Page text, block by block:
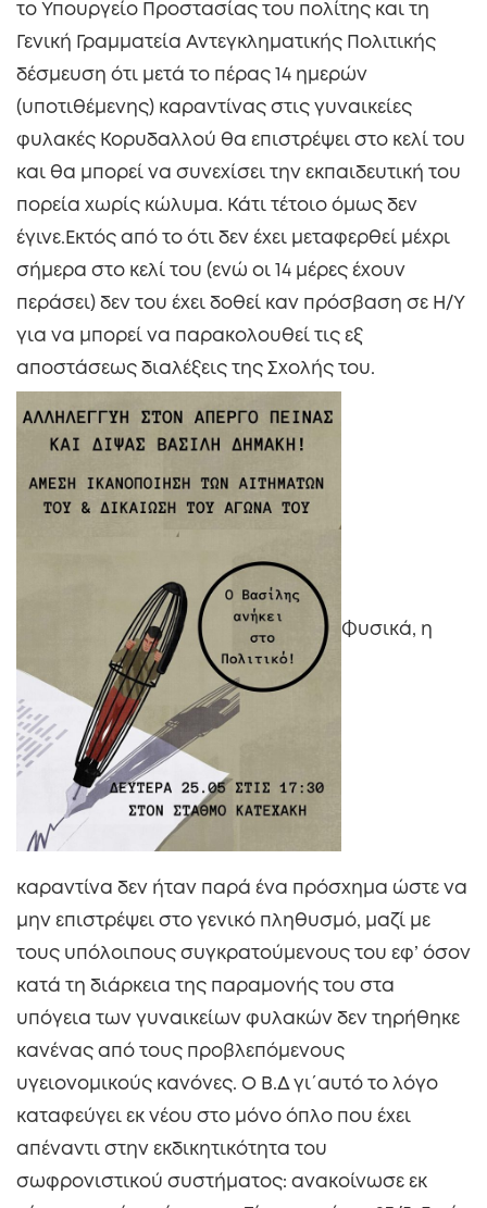
το Υπουργείο Προστασίας του πολίτης και τη
Γενική Γραμματεία Αντεγκληματικής Πολιτικής
δέσμευση ότι μετά το πέρας 14 ημερών
(υποτιθέμενης) καραντίνας στις γυναικείες
φυλακές Κορυδαλλού θα επιστρέψει στο κελί του
και θα μπορεί να συνεχίσει την εκπαιδευτική του
πορεία χωρίς κώλυμα. Κάτι τέτοιο όμως δεν
έγινε.Εκτός από το ότι δεν έχει μεταφερθεί μέχρι
σήμερα στο κελί του (ενώ οι 14 μέρες έχουν
περάσει) δεν του έχει δοθεί καν πρόσβαση σε Η/Υ
για να μπορεί να παρακολουθεί τις εξ
αποστάσεως διαλέξεις της Σχολής του.
Φυσικά, η
καραντίνα δεν ήταν παρά ένα πρόσχημα ώστε να
μην επιστρέψει στο γενικό πληθυσμό, μαζί με
τους υπόλοιπους συγκρατούμενους του εφ’ όσον
κατά τη διάρκεια της παραμονής του στα
υπόγεια των γυναικείων φυλακών δεν τηρήθηκε
κανένας από τους προβλεπόμενους
υγειονομικούς κανόνες. Ο Β.Δ γι΄αυτό το λόγο
καταφεύγει εκ νέου στο μόνο όπλο που έχει
απέναντι στην εκδικητικότητα του
σωφρονιστικού συστήματος: ανακοίνωσε εκ